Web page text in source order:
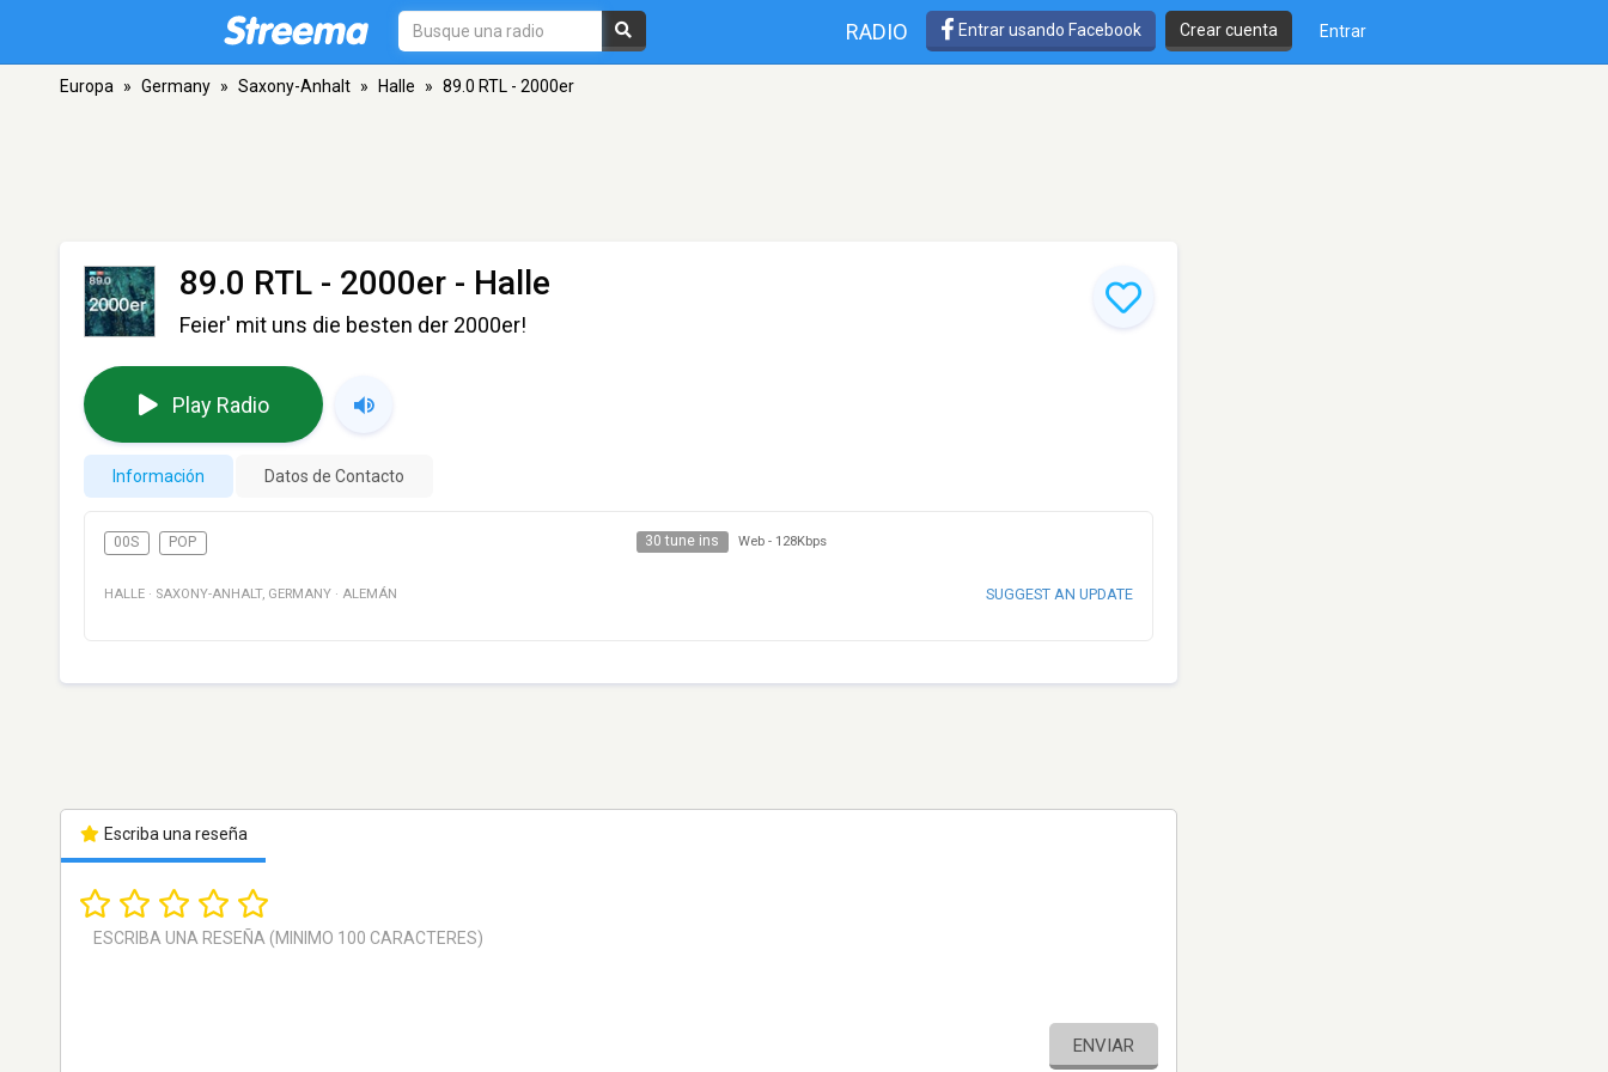
RADIO Entrar usando Facebook Crear cuenta Entrar
Europa » Germany » Saxony-Anhalt » Halle » 89.0 RTL - 2000er
89.0 RTL - 2000er - Halle
Feier' mit uns die besten der 2000er!
Play Radio
Información Datos de Contacto
00S POP 30 tune ins Web - 128Kbps
HALLE · SAXONY-ANHALT, GERMANY · ALEMÁN SUGGEST AN UPDATE
Escriba una reseña
ENVIAR